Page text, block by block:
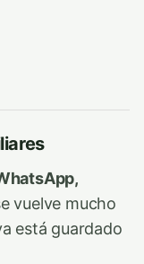
vuelve mucho
está guardado